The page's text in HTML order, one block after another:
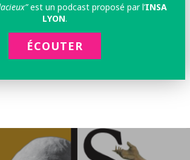
est un podcast proposé par l’INSA
LYON.
ÉCOUTER